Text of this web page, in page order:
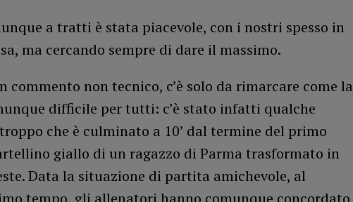
a tratti è stata piacevole, con i nostri spesso in
ma cercando sempre di dare il massimo.
commento non tecnico, c’è solo da rimarcare come la
difficile per tutti: c’è stato infatti qualche
che è culminato a 10’ dal termine del primo
giallo di un ragazzo di Parma trasformato in
Data la situazione di partita amichevole, al